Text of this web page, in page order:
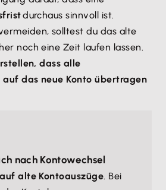
durchaus sinnvoll ist.
solltest du das alte
noch eine Zeit laufen lassen.
dass alle
das neue Konto übertragen
nach Kontowechsel
alte Kontoauszüge. Bei